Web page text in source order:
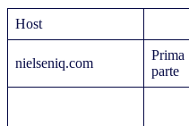
Host
nielseniq.com
Prima
parte